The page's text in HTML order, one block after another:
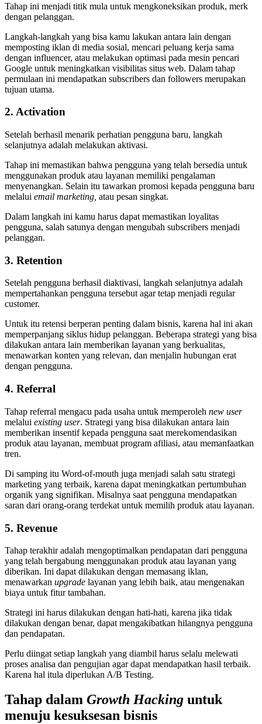
Tahap ini menjadi titik mula untuk mengkoneksikan produk, merk
dengan pelanggan.
Langkah-langkah yang bisa kamu lakukan antara lain dengan
memposting iklan di media sosial, mencari peluang kerja sama
dengan influencer, atau melakukan optimasi pada mesin pencari
Google untuk meningkatkan visibilitas situs web. Dalam tahap
permulaan ini mendapatkan subscribers dan followers merupakan
tujuan utama.
2. Activation
Setelah berhasil menarik perhatian pengguna baru, langkah
selanjutnya adalah melakukan aktivasi.
Tahap ini memastikan bahwa pengguna yang telah bersedia untuk
menggunakan produk atau layanan memiliki pengalaman
menyenangkan. Selain itu tawarkan promosi kepada pengguna baru
melalui email marketing, atau pesan singkat.
Dalam langkah ini kamu harus dapat memastikan loyalitas
pengguna, salah satunya dengan mengubah subscribers menjadi
pelanggan.
3. Retention
Setelah pengguna berhasil diaktivasi, langkah selanjutnya adalah
mempertahankan pengguna tersebut agar tetap menjadi regular
customer.
Untuk itu retensi berperan penting dalam bisnis, karena hal ini akan
memperpanjang siklus hidup pelanggan. Beberapa strategi yang bisa
dilakukan antara lain memberikan layanan yang berkualitas,
menawarkan konten yang relevan, dan menjalin hubungan erat
dengan pengguna.
4. Referral
Tahap referral mengacu pada usaha untuk memperoleh new user
melalui existing user. Strategi yang bisa dilakukan antara lain
memberikan insentif kepada pengguna saat merekomendasikan
produk atau layanan, membuat program afiliasi, atau memanfaatkan
tren.
Di samping itu Word-of-mouth juga menjadi salah satu strategi
marketing yang terbaik, karena dapat meningkatkan pertumbuhan
organik yang signifikan. Misalnya saat pengguna mendapatkan
saran dari orang-orang terdekat untuk memilih produk atau layanan.
5. Revenue
Tahap terakhir adalah mengoptimalkan pendapatan dari pengguna
yang telah bergabung menggunakan produk atau layanan yang
diberikan. Ini dapat dilakukan dengan memasang iklan,
menawarkan upgrade layanan yang lebih baik, atau mengenakan
biaya untuk fitur tambahan.
Strategi ini harus dilakukan dengan hati-hati, karena jika tidak
dilakukan dengan benar, dapat mengakibatkan hilangnya pengguna
dan pendapatan.
Perlu diingat setiap langkah yang diambil harus selalu melewati
proses analisa dan pengujian agar dapat mendapatkan hasil terbaik.
Karena hal itula diperlukan A/B Testing.
Tahap dalam Growth Hacking untuk
menuju kesuksesan bisnis